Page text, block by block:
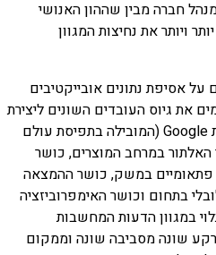
חברה מבין שההון האנושי
ויותר את נחיצות המגוון
אסיפת נתונים אובייקטיבים
את גיוס העובדים השונים ליצירת
גיוון מכוון מלכתחילה כגון חברת Google (המובילה בתפיסת עולם
במרחב המוצרים, כושר
פתאומיים במשק, כושר ההמצאה
בתחום וכושר האימפרוביזציה
במגוון הדעות המחשבות
שונה מסביבה שונה וממקום